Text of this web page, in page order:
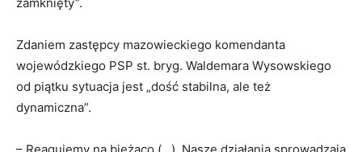
zamknięty”.
Zdaniem zastępcy mazowieckiego komendanta
wojewódzkiego PSP st. bryg. Waldemara Wysowskiego
od piątku sytuacja jest „dość stabilna, ale też
dynamiczna”.